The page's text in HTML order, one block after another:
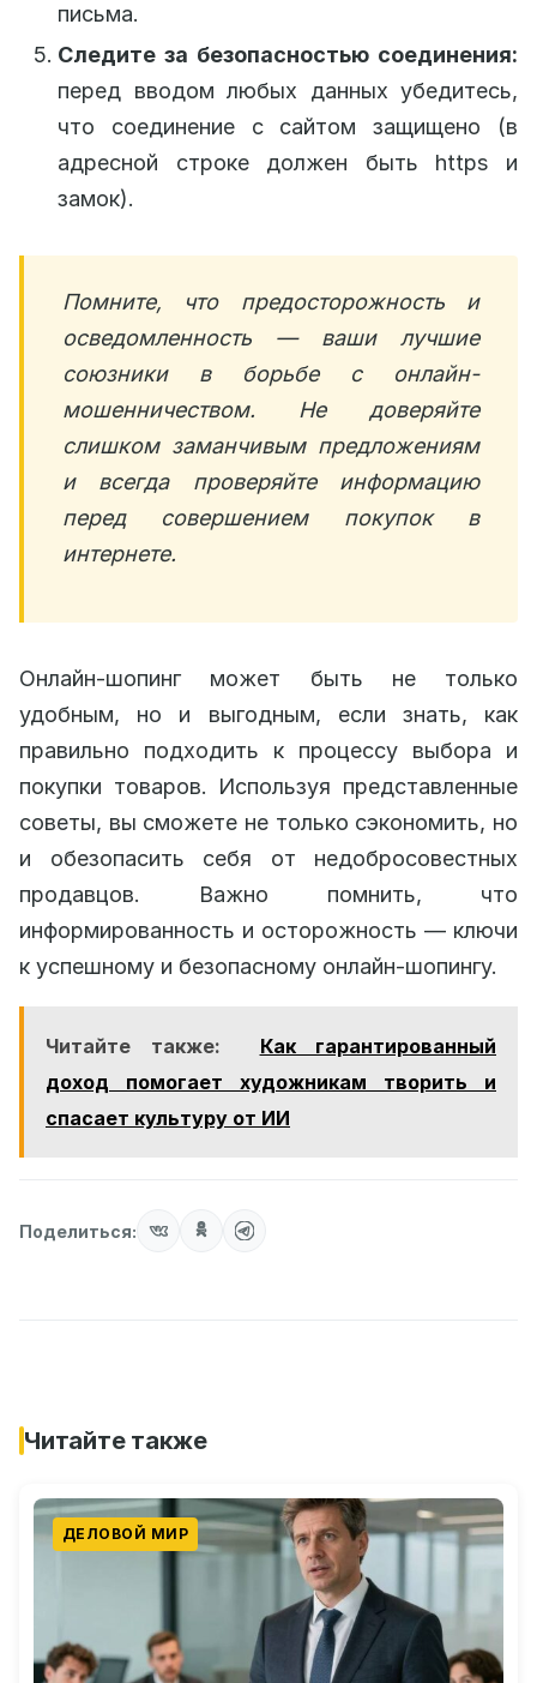
письма.
Следите за безопасностью соединения:
перед вводом любых данных убедитесь,
что соединение с сайтом защищено (в
адресной строке должен быть https и
замок).
Помните, что предосторожность и
осведомленность — ваши лучшие
союзники в борьбе с онлайн-
мошенничеством. Не доверяйте
слишком заманчивым предложениям
и всегда проверяйте информацию
перед совершением покупок в
интернете.
Онлайн-шопинг может быть не только
удобным, но и выгодным, если знать, как
правильно подходить к процессу выбора и
покупки товаров. Используя представленные
советы, вы сможете не только сэкономить, но
и обезопасить себя от недобросовестных
продавцов. Важно помнить, что
информированность и осторожность — ключи
к успешному и безопасному онлайн-шопингу.
Читайте также:
Как гарантированный
доход помогает художникам творить и
спасает культуру от ИИ
Поделиться:
Читайте также
ДЕЛОВОЙ МИР